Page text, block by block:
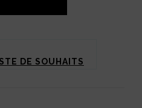
DE SOUHAITS